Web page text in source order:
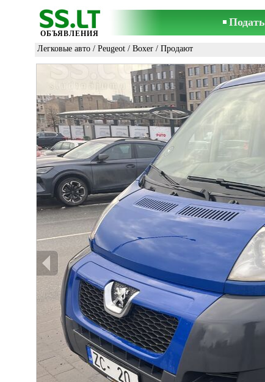
ОБЪЯВЛЕНИЯ
Легковые авто / Peugeot / Boxer / Продают